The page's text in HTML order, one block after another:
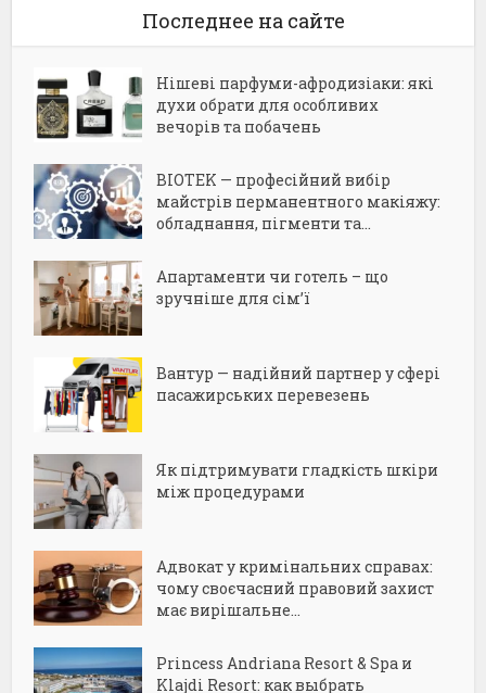
Последнее на сайте
Нішеві парфуми-афродизіаки: які
духи обрати для особливих
вечорів та побачень
BIOTEK — професійний вибір
майстрів перманентного макіяжу:
обладнання, пігменти та...
Апартаменти чи готель – що
зручніше для сім’ї
Вантур — надійний партнер у сфері
пасажирських перевезень
Як підтримувати гладкість шкіри
між процедурами
Адвокат у кримінальних справах:
чому своєчасний правовий захист
має вирішальне...
Princess Andriana Resort & Spa и
Klajdi Resort: как выбрать